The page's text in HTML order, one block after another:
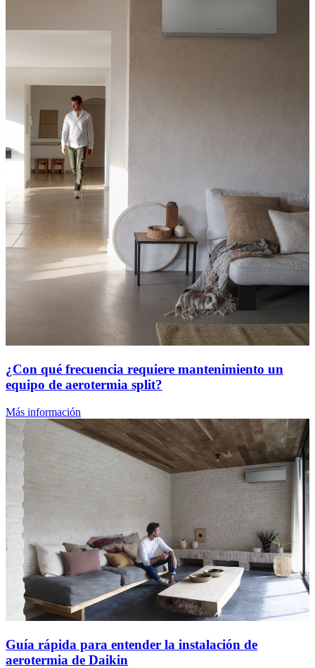
¿Con qué frecuencia requiere mantenimiento un
equipo de aerotermia split?
Más información
Guía rápida para entender la instalación de
aerotermia de Daikin